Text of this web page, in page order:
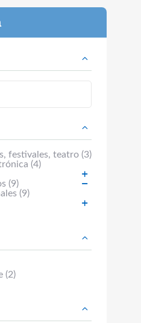
festivales, teatro (3)
(4)
(9)
(9)
(2)